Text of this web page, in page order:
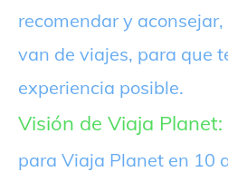
recomendar y
van de viajes, para que
experiencia posible.
Visión de Viaja Planet:
para Viaja Planet en 10